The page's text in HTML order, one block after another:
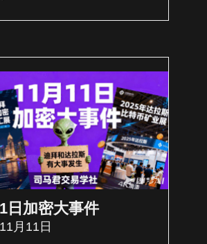
日加密大事件
月11日